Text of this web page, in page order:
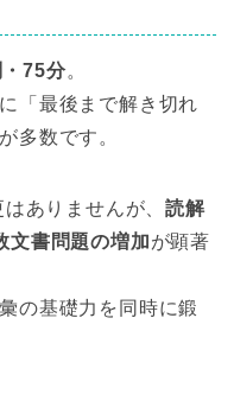
75分。
「最後まで解き切れ
多数です。
ありませんが、読解
文書問題の増加が顕著
の基礎力を同時に鍛